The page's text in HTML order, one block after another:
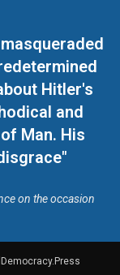
Hitler's
and
Man. His
on the occasion